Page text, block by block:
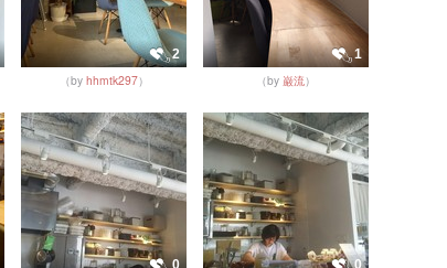
2
（by hhmtk297）
1
（by 巌流 ）
0 0